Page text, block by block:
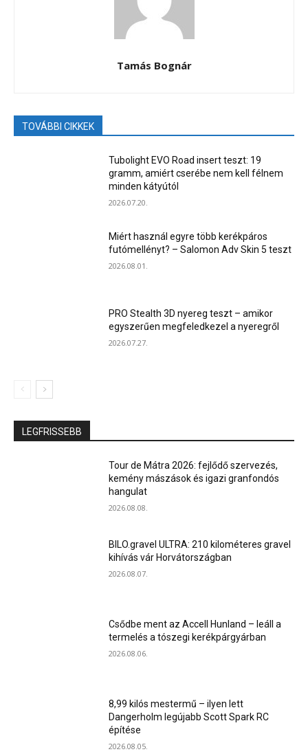
Tamás Bognár
TOVÁBBI CIKKEK
Tubolight EVO Road insert teszt: 19
gramm, amiért cserébe nem kell félnem
minden kátyútól
2026.07.20.
Miért használ egyre több kerékpáros
futómellényt? – Salomon Adv Skin 5 teszt
2026.08.01.
PRO Stealth 3D nyereg teszt – amikor
egyszerűen megfeledkezel a nyeregről
2026.07.27.
LEGFRISSEBB
Tour de Mátra 2026: fejlődő szervezés,
kemény mászások és igazi granfondós
hangulat
2026.08.08.
BILO.gravel ULTRA: 210 kilométeres gravel
kihívás vár Horvátországban
2026.08.07.
Csődbe ment az Accell Hunland – leáll a
termelés a tószegi kerékpárgyárban
2026.08.06.
8,99 kilós mestermű – ilyen lett
Dangerholm legújabb Scott Spark RC
építése
2026.08.05.